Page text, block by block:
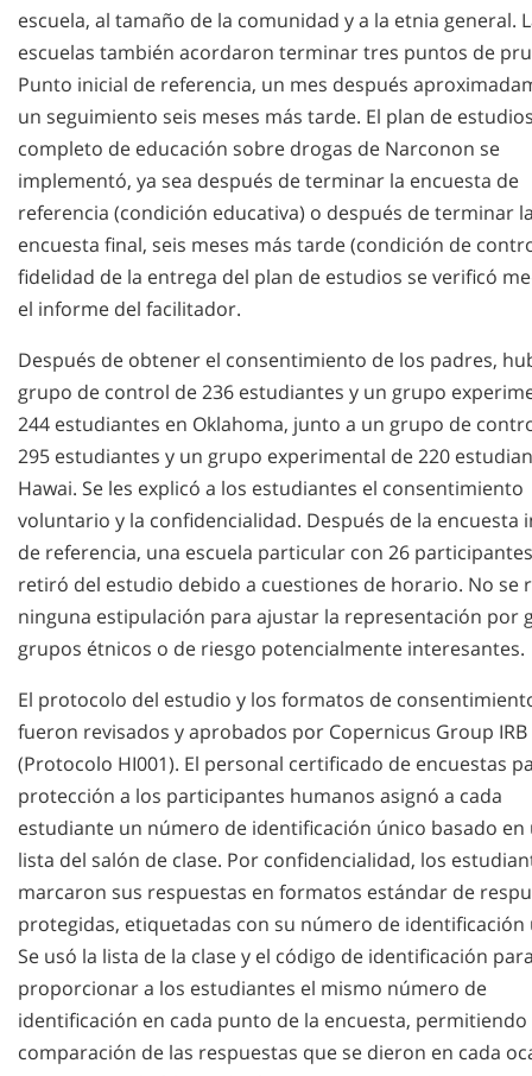
escuela, al tamaño de la comunidad y a la etnia general.
escuelas también acordaron terminar tres puntos de
Punto inicial de referencia, un mes después
un seguimiento seis meses más tarde. El plan de
completo de educación sobre drogas de Narconon se
implementó, ya sea después de terminar la encuesta de
referencia (condición educativa) o después de terminar
encuesta final, seis meses más tarde (condición de
fidelidad de la entrega del plan de estudios se verificó
el informe del facilitador.
Después de obtener el consentimiento de los padres,
grupo de control de 236 estudiantes y un grupo
244 estudiantes en Oklahoma, junto a un grupo de
295 estudiantes y un grupo experimental de 220
Hawai. Se les explicó a los estudiantes el consentimiento
voluntario y la confidencialidad. Después de la encuesta
de referencia, una escuela particular con 26
retiró del estudio debido a cuestiones de horario. No se
ninguna estipulación para ajustar la representación por
grupos étnicos o de riesgo potencialmente interesantes.
El protocolo del estudio y los formatos de
fueron revisados y aprobados por Copernicus Group IRB
(Protocolo HI001). El personal certificado de encuestas
protección a los participantes humanos asignó a cada
estudiante un número de identificación único basado en
lista del salón de clase. Por confidencialidad, los
marcaron sus respuestas en formatos estándar de
protegidas, etiquetadas con su número de identificación
Se usó la lista de la clase y el código de identificación
proporcionar a los estudiantes el mismo número de
identificación en cada punto de la encuesta, permitiendo
comparación de las respuestas que se dieron en cada